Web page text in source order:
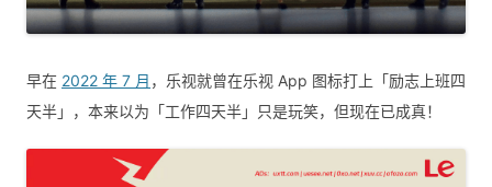
早在 2022 年 7 月 ，乐视就曾在乐视 App 图标打上「励志上班四
天半」，本来以为「工作四天半」只是玩笑，但现在已成真！